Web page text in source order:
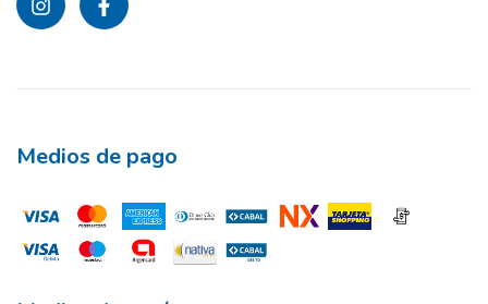
Medios de pago